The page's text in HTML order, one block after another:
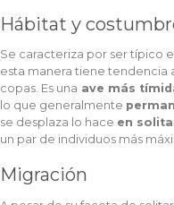
Hábitat y
Se caracteriza por ser típico
esta manera tiene tendencia
copas. Es una ave más
lo que generalmente
se desplaza lo hace en
un par de individuos más
Migración